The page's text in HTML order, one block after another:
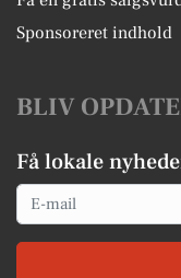
Sponsoreret indhold
BLIV
Få lokale
Email